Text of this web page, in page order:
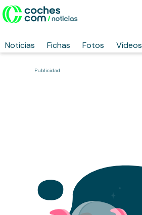
Noticias Fichas Fotos Vídeos
Publicidad